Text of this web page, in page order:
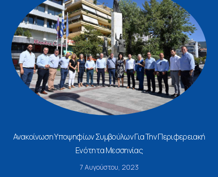
Ανακοίνωση Υποψηφίων Συμβούλων Για Την Περιφερειακή
Ενότητα Μεσσηνίας
7 Αυγούστου, 2023